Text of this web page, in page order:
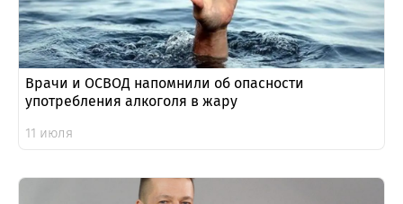
Врачи и ОСВОД напомнили об опасности
употребления алкоголя в жару
11 июля